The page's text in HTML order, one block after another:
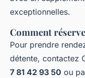
exceptionnelles.
Comment
Pour prendre
détente, contactez
7 81 42 93 50 ou